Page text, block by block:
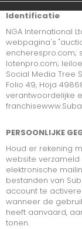
VOERTUIGEN
INDUSTRIEEL
MARINE
CONSUMPTIE
TOOLS
INFORMATIC
MACHINERIE
Identificatie
NGA International
webpagina's
encherespro.com;
lotenpro.com;
Social Media Tree
Folio 49, Hoja
verantwoordelijke
franchise
PERSOONLIJKE
Houd er rekening
website
elektronische
bestanden van
account te
wanneer de
heeft aanvaard,
tonen.